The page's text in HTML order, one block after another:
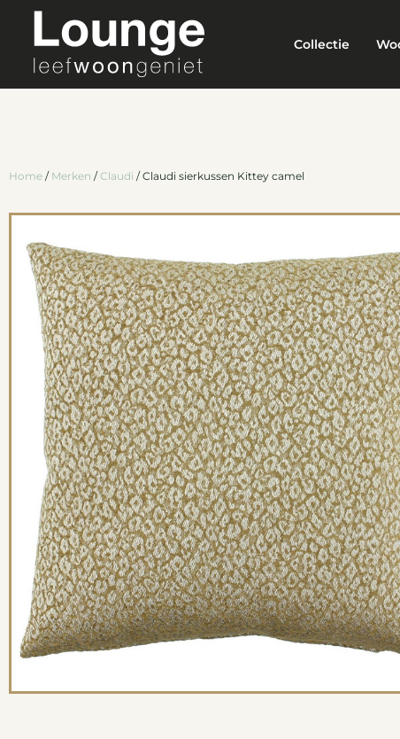
Collectie
Home / Merken /Claudi / Claudi sierkussen Kittey camel